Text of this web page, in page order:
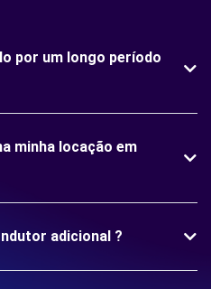
por um longo período
minha locação em
adicional ?